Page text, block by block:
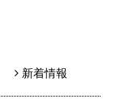
新着情報